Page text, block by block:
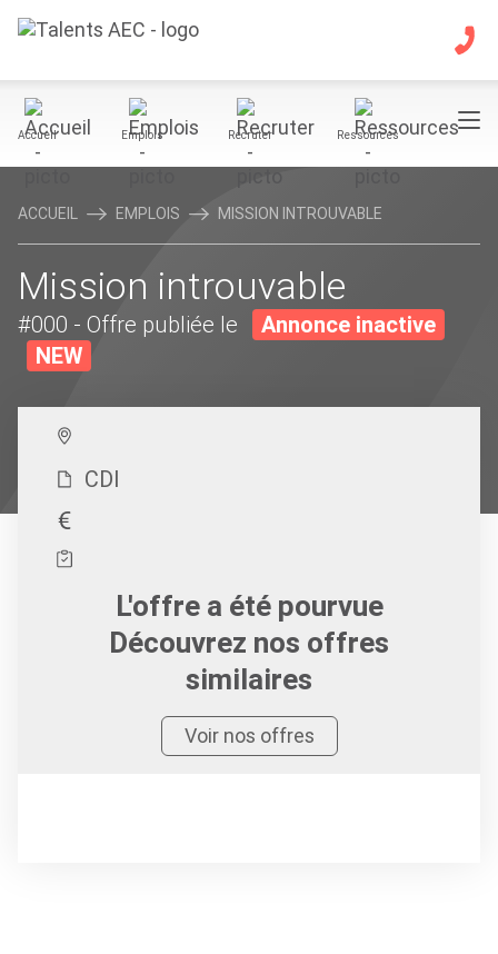
Accueil Emplois Recruter Ressources
ACCUEIL EMPLOIS MISSION INTROUVABLE
Mission introuvable
#000 - Offre publiée le
Annonce inactive
NEW
CDI
L'offre a été pourvue
Découvrez nos offres
similaires
Voir nos offres